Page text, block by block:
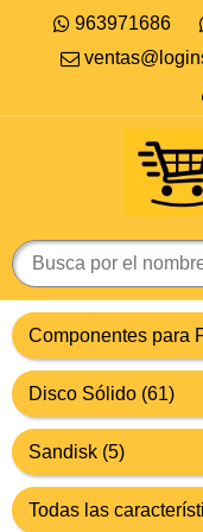
963971686